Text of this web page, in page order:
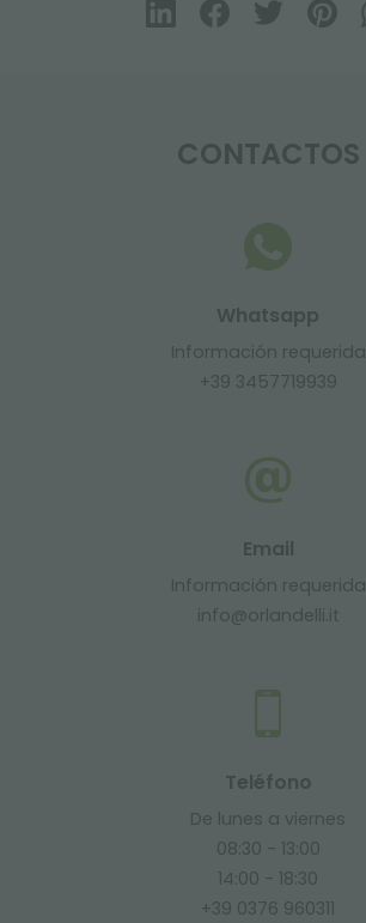
CONTACTOS
Whatsapp
Información requerida
+39 3457719939
Email
Información requerida
info@orlandelli.it
Teléfono
De lunes a viernes
08:30 - 13:00
14:00 - 18:30
+39 0376 960311